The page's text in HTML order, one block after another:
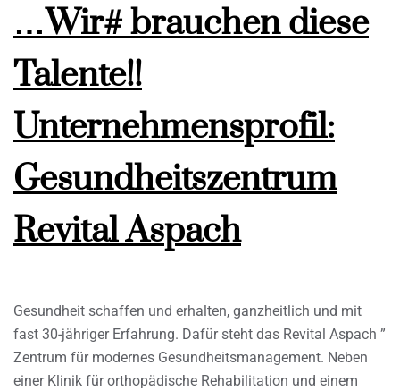
…Wir# brauchen diese
Talente!!
Unternehmensprofil:
Gesundheitszentrum
Revital Aspach
Gesundheit schaffen und erhalten, ganzheitlich und mit
fast 30-jähriger Erfahrung. Dafür steht das Revital Aspach ”
Zentrum für modernes Gesundheitsmanagement. Neben
einer Klinik für orthopädische Rehabilitation und einem